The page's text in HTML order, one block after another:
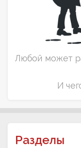
Любой может
И
Разделы